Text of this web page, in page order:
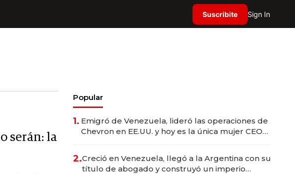
Suscribite Sign In
serán: la
Popular
1. Emigró de Venezuela, lideró las operaciones de
Chevron en EE.UU. y hoy es la única mujer CEO
2.Creció en Venezuela, llegó a la Argentina con su
título de abogado y construyó un imperio